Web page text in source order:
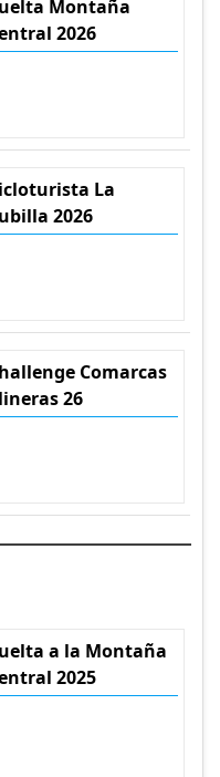
Montaña
2026
La
2026
Comarcas
26
a la Montaña
2025